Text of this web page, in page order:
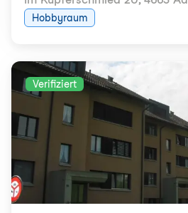
Hobbyraum
Verifiziert